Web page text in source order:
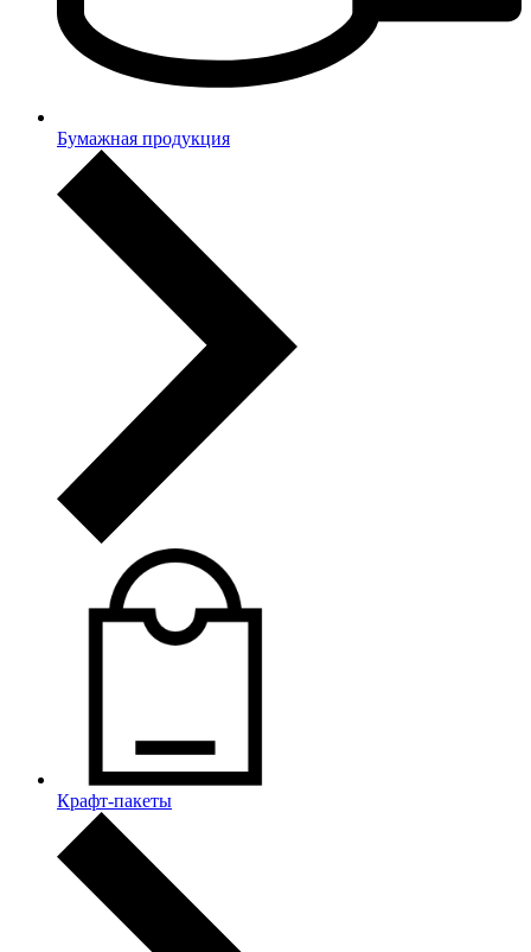
Бумажная продукция
Крафт-пакеты